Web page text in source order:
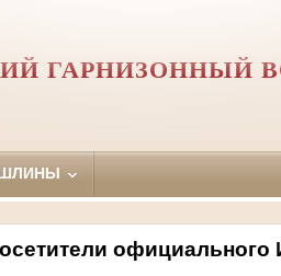
ГАРНИЗОННЫЙ
официального